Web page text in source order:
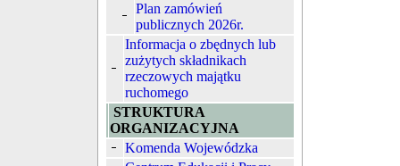
Plan zamówień
publicznych 2026r.
Informacja o zbędnych lub
zużytych składnikach
rzeczowych majątku
ruchomego
STRUKTURA
ORGANIZACYJNA
Komenda Wojewódzka